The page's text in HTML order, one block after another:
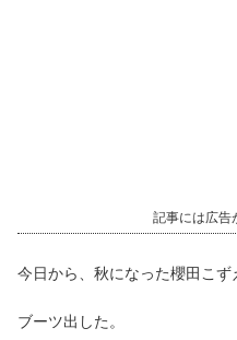
記事には広告
今日から、秋になった櫻田こず
ブーツ出した。